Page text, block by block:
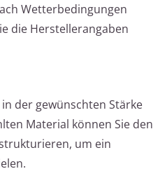
Wetterbedingungen
die Herstellerangaben
der gewünschten Stärke
Material können Sie den
um ein